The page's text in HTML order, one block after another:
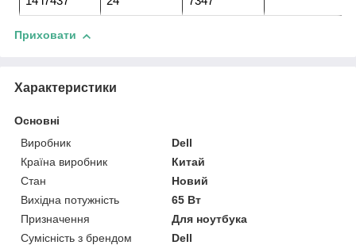
Приховати
Характеристики
Основні
Виробник
Dell
Країна виробник
Китай
Стан
Новий
Вихідна потужність
65 Вт
Призначення
Для ноутбука
Сумісність з брендом
Dell